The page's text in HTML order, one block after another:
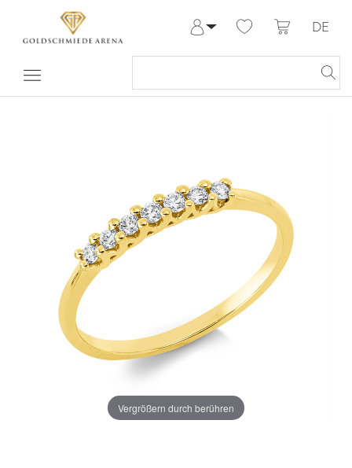
Meine Bestellungen
DE
Vergrößern durch berühren